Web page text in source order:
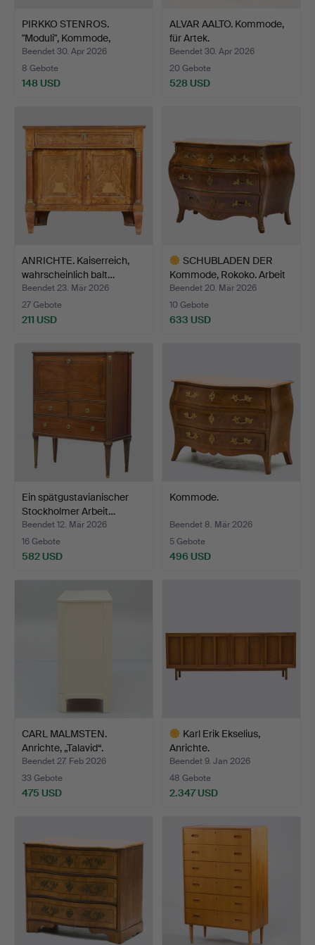
PIRKKO STENROS.
"Moduli", Kommode,
Muurame…
Beendet 30. Apr 2026
8 Gebote
148 USD
ALVAR AALTO. Kommode,
für Artek.
Beendet 30. Apr 2026
20 Gebote
528 USD
ANRICHTE. Kaiserreich,
wahrscheinlich balt…
Beendet 23. Mär 2026
27 Gebote
211 USD
SCHUBLADEN DER
Kommode, Rokoko. Arbeit
in …
Beendet 20. Mär 2026
10 Gebote
633 USD
Ein spätgustavianischer
Stockholmer Arbeit…
Beendet 12. Mär 2026
16 Gebote
582 USD
Kommode.
Beendet 8. Mär 2026
5 Gebote
496 USD
CARL MALMSTEN.
Anrichte, „Talavid“.
Beendet 27. Feb 2026
33 Gebote
475 USD
Karl Erik Ekselius,
Anrichte.
Beendet 9. Jan 2026
48 Gebote
2.347 USD
Objekt